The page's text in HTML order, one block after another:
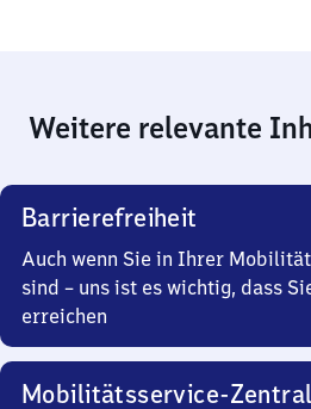
Weitere relevante
Barrierefreiheit
Auch wenn Sie in Ihrer
sind – uns ist es wichtig, dass
erreichen
Mobilitätsservice-